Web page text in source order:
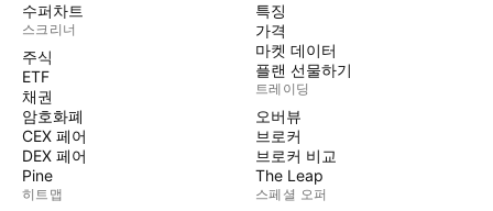
수퍼차트
스크리너
주식
ETF
채권
암호화폐
CEX 페어
DEX 페어
Pine
히트맵
특징
가격
마켓 데이터
플랜 선물하기
트레이딩
오버뷰
브로커
브로커 비교
The Leap
스페셜 오퍼